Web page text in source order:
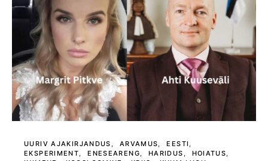
UURIV AJAKIRJANDUS ARVAMUS
EESTI
EKSPERIMENT
ENESEARENG HARIDUS
HOIATUS